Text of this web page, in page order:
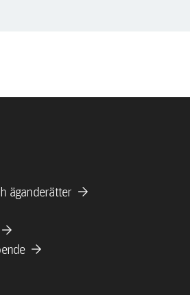
äganderätter arrow_forward
arrow_forward
arrow_forward